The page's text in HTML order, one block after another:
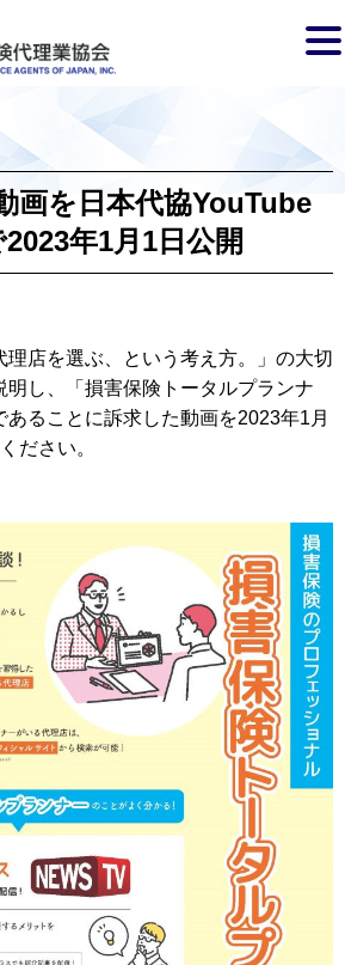
画を日本代協YouTube
年1月1日公開
理店を選ぶ、という考え方。」の大切
明し、「損害保険トータルプランナ
あることに訴求した動画を2023年1月
ださい。